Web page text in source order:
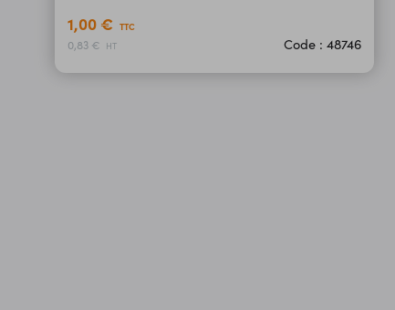
1,00 € TTC
0,83 € HT Code : 48746